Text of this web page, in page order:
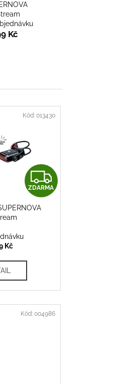
Kč
Z
D
ZDARMA
Kč
Kód: 013430
Kód: 004986